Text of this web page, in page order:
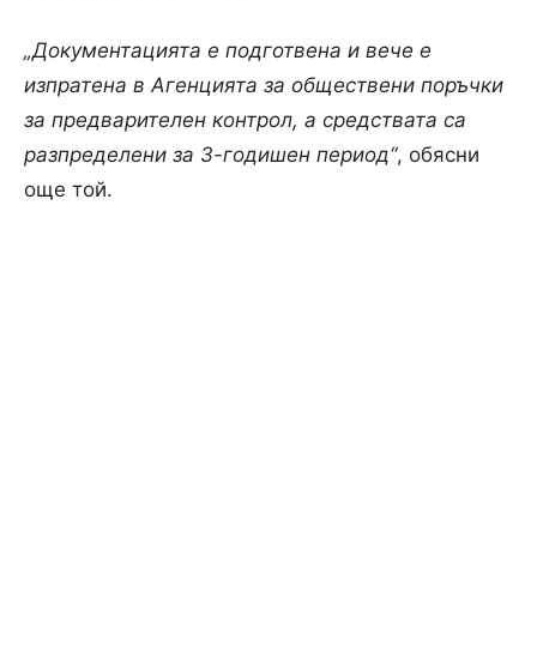
„Документацията е подготвена и вече е
изпратена в Агенцията за обществени поръчки
за предварителен контрол, а средствата са
разпределени за 3-годишен период“, обясни
още той.